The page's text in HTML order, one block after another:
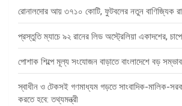
রোনালদোর আয় ৩৭১০ কোটি, ফুটবলের নতুন বাণিজ্যিক
প্রস্তুতি ম্যাচে ৯২ রানের লিড অস্ট্রেলিয়া একাদশের,
পোশাক শিল্পে মূল্য সংযোজন বাড়াতে বাংলাদেশে বড়
স্বাধীন ও টেকসই গণমাধ্যম গড়তে সাংবাদিক-মালিক-
করতে হবে: তথ্যমন্ত্রী